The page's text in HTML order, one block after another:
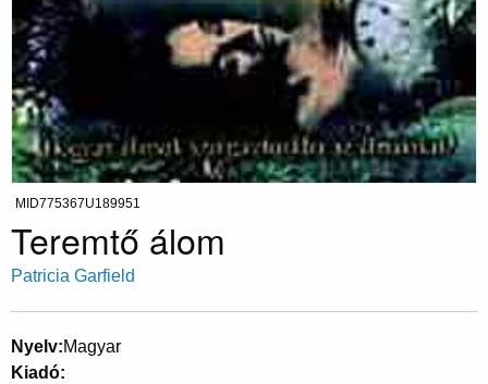
MID775367U189951
Teremtő álom
Patricia Garfield
Nyelv Magyar
Kiadó